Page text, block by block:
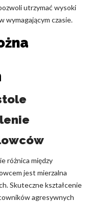
utrzymać wysoki
wymagającym czasie.
różnica między
jest mierzalna
Skuteczne kształcenie
agresywnych